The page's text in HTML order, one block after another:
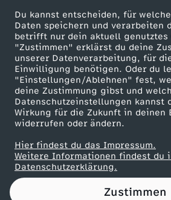
Du kannst entscheiden, für
Daten speichern und verarbeiten
betrifft nur dein aktuell genutztes
"Zustimmen" erklärst du deine
unserer Datenverarbeitung, für
Einwilligung benötigen. Oder du
"Einstellungen/Ablehnen" fest,
deine Zustimmung gibst und
Datenschutzeinstellungen kannst
Wirkung für die Zukunft in deinen
widerrufen oder ändern.
Hier findest du das Impressum.
Weitere Informationen findest du
Datenschutzerklärung.
Zustimmen
z
t
?
U
n
d
ZDF goes Schule
Werbefernsehen
Mainzelmännchen
Partner